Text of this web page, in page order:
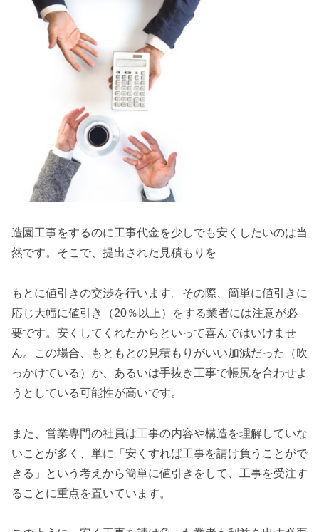
造園工事をするのに工事代金を少しでも安くしたいのは当
然です。そこで、提出された見積もりを
もとに値引きの交渉を行います。その際、簡単に値引きに
応じ大幅に値引き（20％以上）をする業者には注意が必
要です。安くしてくれたからといって喜んではいけませ
ん。この場合、もともとの見積もりがいい加減だった（吹
っかけている）か、あるいは手抜き工事で帳尻を合わせよ
うとしている可能性が高いです。
また、営業専門の社員は工事の内容や構造を理解していな
いことが多く、単に「安くすれば工事を請け負うことがで
きる」という考えから簡単に値引きをして、工事を受注す
ることに重点を置いています。